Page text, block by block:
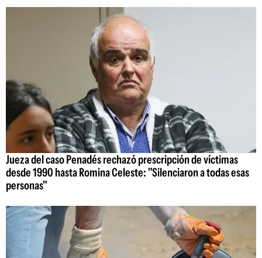
Jueza del caso Penadés rechazó prescripción de víctimas
desde 1990 hasta Romina Celeste: "Silenciaron a todas esas
personas"